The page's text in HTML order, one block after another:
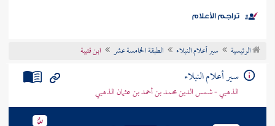
موضوعي
تراجم الأعلام
الرئيسية سير أعلام النبلاء الطبقة الخامسة عشر ابن قتيبة
سير أعلام النبلاء
الذهبي - شمس الدين محمد بن أحمد بن عثمان الذهبي